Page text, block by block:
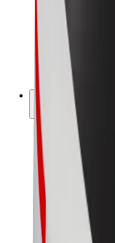
Bolt Drive
Bolt
ელ. ბაიკი
Bolt Plus
გამოიმუშავე Bolt-
მძღოლები
მძღოლის
კურიერები
კურიერის
Bolt Food
ავტოპარკები